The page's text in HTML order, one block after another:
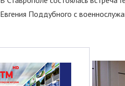
Евгения Поддубного с